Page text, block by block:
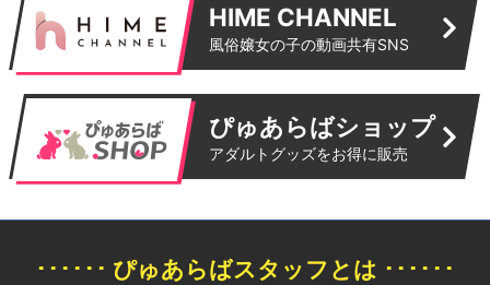
HIME CHANNEL
風俗嬢女の子の動画共有SNS
ぴゅあらばショップ
アダルトグッズをお得に販売
･･････ ぴゅあらばスタッフとは ･･････